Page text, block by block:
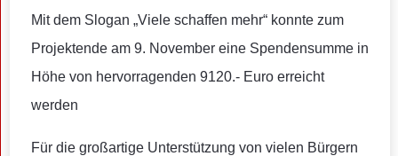
Mit dem Slogan „Viele schaffen mehr“ konnte zum
Projektende am 9. November eine Spendensumme in
Höhe von hervorragenden 9120.- Euro erreicht
werden
Für die großartige Unterstützung von vielen Bürgern